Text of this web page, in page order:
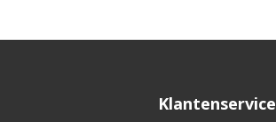
Klantenservice